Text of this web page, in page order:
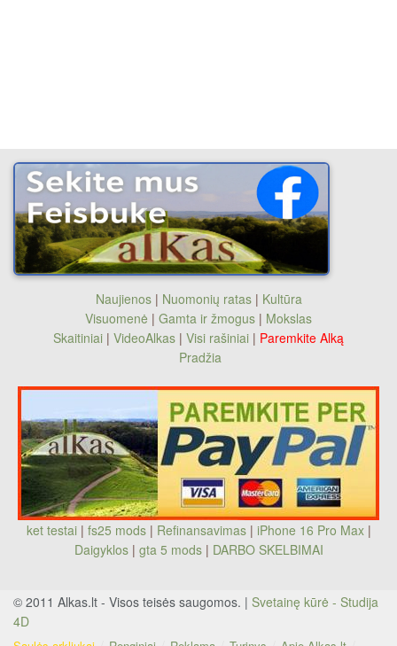
Naujienos| Nuomonių ratas| Kultūra
Visuomenė | Gamta ir žmogus | Mokslas
Skaitiniai | VideoAlkas | Visi rašiniai | Paremkite Alką
Pradžia
ket testai | fs25 mods| Refinansavimas| iPhone 16 Pro Max|
Daigyklos| gta 5 mods | DARBO SKELBIMAI
© 2011 Alkas.lt - Visos teisės saugomos. | Svetainę kūrė - Studija
4D